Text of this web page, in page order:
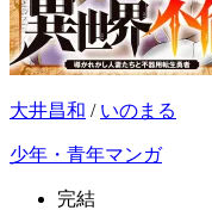
大井昌和 / いのまる
少年・青年マンガ
完結